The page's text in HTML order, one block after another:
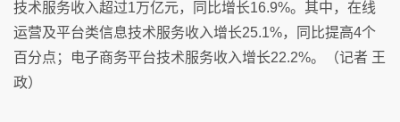
技术服务收入超过1万亿元，同比增长16.9%。其中，在线
运营及平台类信息技术服务收入增长25.1%，同比提高4个
百分点；电子商务平台技术服务收入增长22.2%。（记者 王
政）